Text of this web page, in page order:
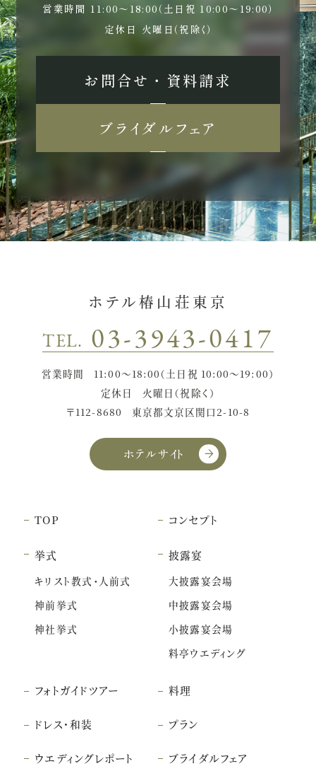
営業時間 11:00〜18:00（土日祝 10:00〜19:00）
定休日 火曜日（祝除く）
お問合せ ・ 資料請求
ブライダルフェア
ホテル椿山荘東京
TEL. 03-3943-0417
営業時間
11:00〜18:00（土日祝 10:00〜19:00）
定休日
火曜日（祝除く）
〒112-8680
東京都文京区関口2-10-8
ホテルサイト
TOP コンセプト
挙式
キリスト教式・人前式
神前挙式
神社挙式
披露宴
大披露宴会場
中披露宴会場
小披露宴会場
料亭ウエディング
フォトガイドツアー 料理
ドレス・和装 プラン
ウエディングレポート ブライダルフェア